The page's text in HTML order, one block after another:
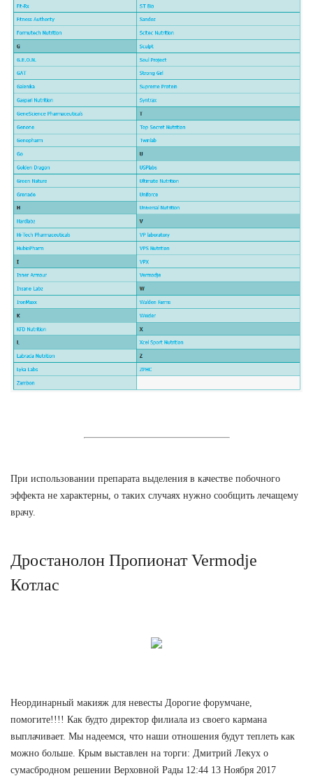
При использовании препарата выделения в качестве побочного
эффекта не характерны, о таких случаях нужно сообщить лечащему
врачу.
Дростанолон Пропионат Vermodje
Котлас
Неординарный макияж для невесты Дорогие форумчане,
помогите!!!! Как будто директор филиала из своего кармана
выплачивает. Мы надеемся, что наши отношения будут теплеть как
можно больше. Крым выставлен на торги: Дмитрий Лекух о
сумасбродном решении Верховной Рады 12:44 13 Ноября 2017